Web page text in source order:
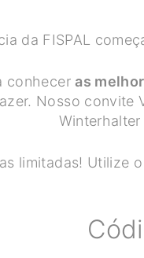
da FISPAL
conheceras
Nosso convite
limitadas! Utilize